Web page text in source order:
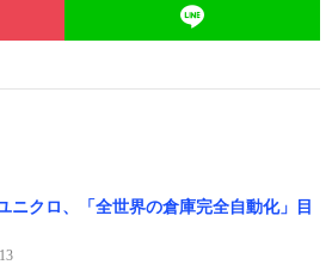
ニクロ、「全世界の倉庫完全自動化」目